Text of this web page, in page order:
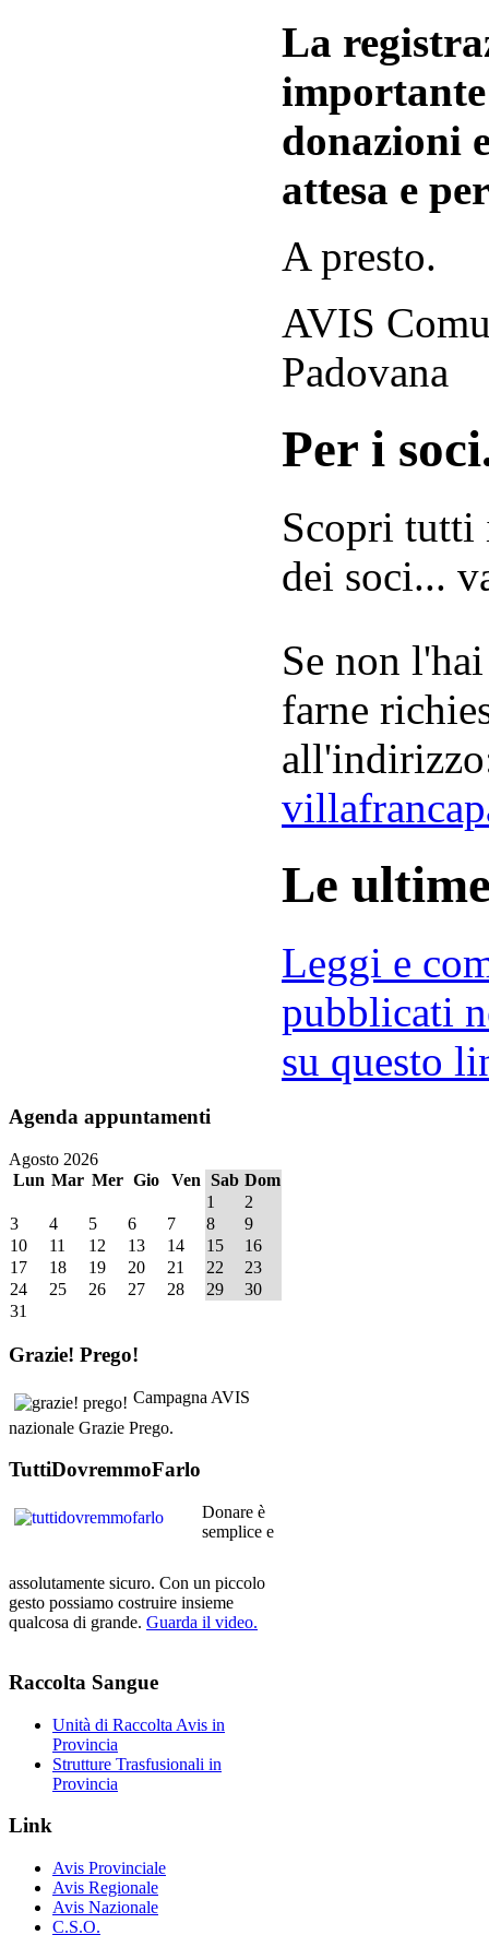
La
donazioni
attesa e
A presto.
AVIS
Padovana
Per i
Scopri tutti
dei soci...
Se non
farne
Le
Leggi e
pubblicati
su questo
Agenda appuntamenti
Agosto 2026
Lun Mar Mer Gio Ven Sab Dom
1
2
3
4 5 6 7 8
9
10
11 12 13 14 15
16
17
18 19 20 21 22
23
24
25 26 27 28 29
30
31
Grazie! Prego!
Campagna AVIS
nazionale Grazie Prego.
TuttiDovremmoFarlo
Donare è
semplice e
assolutamente sicuro. Con un piccolo
gesto possiamo costruire insieme
qualcosa di grande. Guarda il video.
Raccolta Sangue
Unità di Raccolta Avis in
Provincia
Strutture Trasfusionali in
Provincia
Link
Avis Provinciale
Avis Regionale
Avis Nazionale
C.S.O.